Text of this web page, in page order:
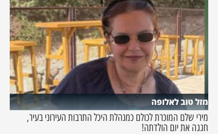
מזל טוב לאלופה
מירי שלם המוכרת לכולם כמנהלת היכל התרבות העירוני בעיר,
חגגה את יום הולדתה!